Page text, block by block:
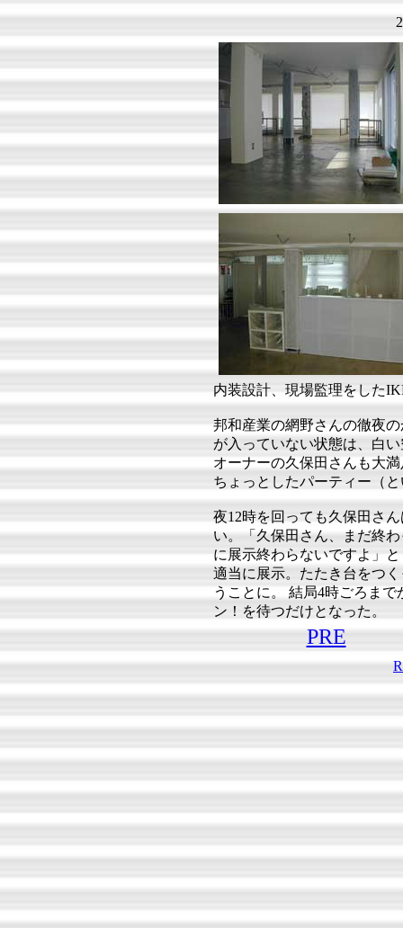
内装設計、現場監理をした
邦和産業の網野さんの徹夜
が入っていない状態は、白
オーナーの久保田さんも大
ちょっとしたパーティー（
夜12時を回っても久保田さ
い。「久保田さん、まだ終
に展示終わらないですよ」
適当に展示。たたき台をつ
うことに。 結局4時ごろま
ン！を待つだけとなった。
PRE